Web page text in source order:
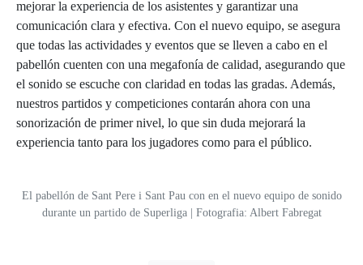
mejorar la experiencia de los asistentes y garantizar una
comunicación clara y efectiva. Con el nuevo equipo, se asegura
que todas las actividades y eventos que se lleven a cabo en el
pabellón cuenten con una megafonía de calidad, asegurando que
el sonido se escuche con claridad en todas las gradas. Además,
nuestros partidos y competiciones contarán ahora con una
sonorización de primer nivel, lo que sin duda mejorará la
experiencia tanto para los jugadores como para el público.
El pabellón de Sant Pere i Sant Pau con en el nuevo equipo de sonido
durante un partido de Superliga | Fotografia: Albert Fabregat